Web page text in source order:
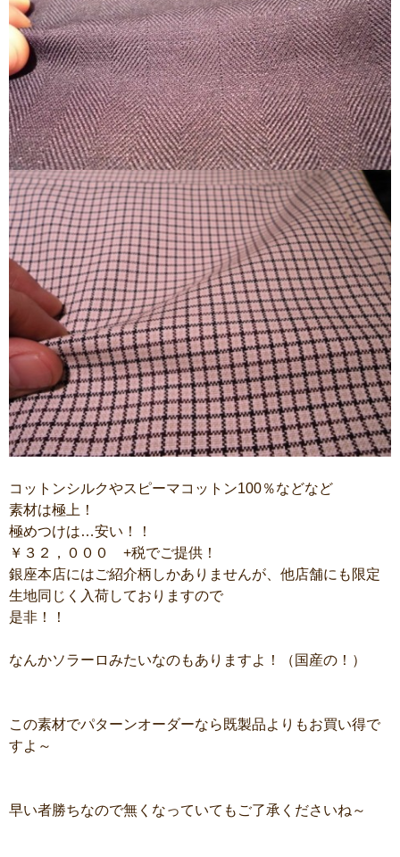
コットンシルクやスピーマコットン100％などなど
素材は極上！
極めつけは…安い！！
￥３２，０００ +税でご提供！
銀座本店にはご紹介柄しかありませんが、他店舗にも限定
生地同じく入荷しておりますので
是非！！
なんかソラーロみたいなのもありますよ！（国産の！）
この素材でパターンオーダーなら既製品よりもお買い得で
すよ～
早い者勝ちなので無くなっていてもご了承くださいね～